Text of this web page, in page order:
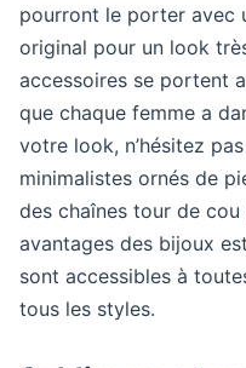
pourront le porter avec
original pour un look
accessoires se portent
que chaque femme a
votre look, n’hésitez
minimalistes ornés de
des chaînes tour de cou
avantages des bijoux
sont accessibles à
tous les styles.